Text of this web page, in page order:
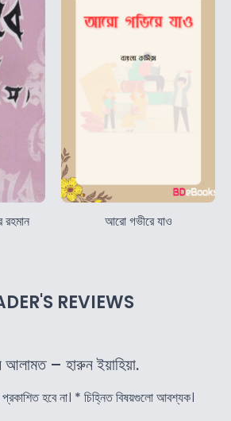
রহমান আরো গভীরে যাও
REVIEWS
– হারুন ইয়াহিয়া.
হবে না। * চিহ্নিত বিষয়গুলো আবশ্যক।